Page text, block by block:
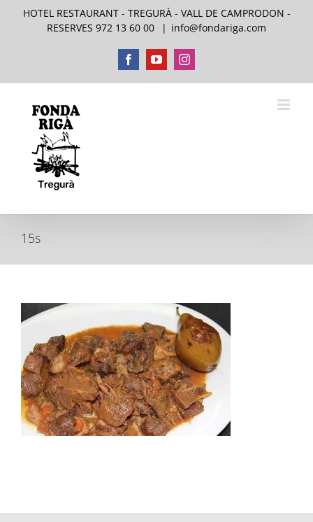
SaltarHOTEL RESTAURANT - TREGURÀ - VALL DE CAMPRODON -
RESERVES 972 13 60 00
| info@fondariga.com
FacebookYouTubeInstagram
15s